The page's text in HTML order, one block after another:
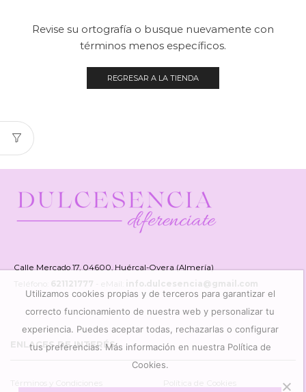
Revise su ortografía o busque nuevamente con
términos menos específicos.
REGRESAR A LA TIENDA
Calle Mercado 17, 04600, Huércal-Overa (Almería)
Teléfono: 621121777 info.dulcesencia@gmail.com
ENLACES DE INTERÉS
Términos y Condiciones Política de Cookies
Utilizamos cookies propias y de terceros para garantizar el
correcto funcionamiento de nuestra web y personalizar tu
experiencia. Puedes aceptar todas, rechazarlas o configurar
tus preferencias. Más información en nuestra Política de
Cookies.